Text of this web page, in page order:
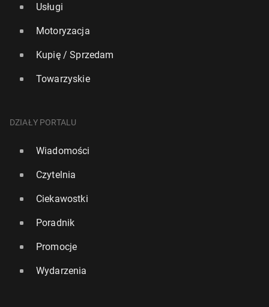
Usługi
Motoryzacja
Kupię / Sprzedam
Towarzyskie
DZIAŁY PORTALU
Wiadomości
Czytelnia
Ciekawostki
Poradnik
Promocje
Wydarzenia